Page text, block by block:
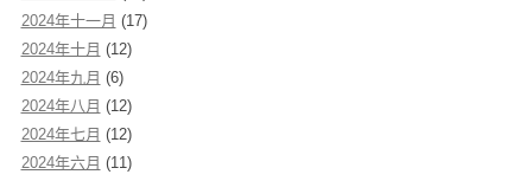
2024年十一月 (17)
2024年十月 (12)
2024年九月 (6)
2024年八月 (12)
2024年七月 (12)
2024年六月 (11)